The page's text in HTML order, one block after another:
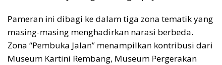
Pameran ini dibagi ke dalam tiga zona tematik yang
masing-masing menghadirkan narasi berbeda.
Zona “Pembuka Jalan” menampilkan kontribusi dari
Museum Kartini Rembang, Museum Pergerakan